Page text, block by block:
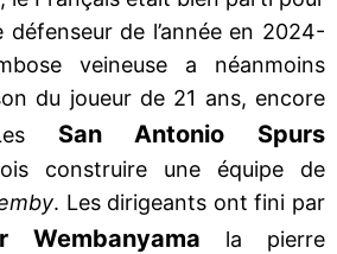
de l’année en 2024-
veineuse a néanmoins
du joueur de 21 ans, encore
San Antonio Spurs
construire une équipe de
. Les dirigeants ont fini par
Wembanyama la pierre